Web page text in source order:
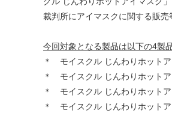
裁判所にアイマスクに関する販売
今回対象となる製品は以下の4製品
＊ モイスクル じんわりホット
＊ モイスクル じんわりホット
＊ モイスクル じんわりホット
＊ モイスクル じんわりホット